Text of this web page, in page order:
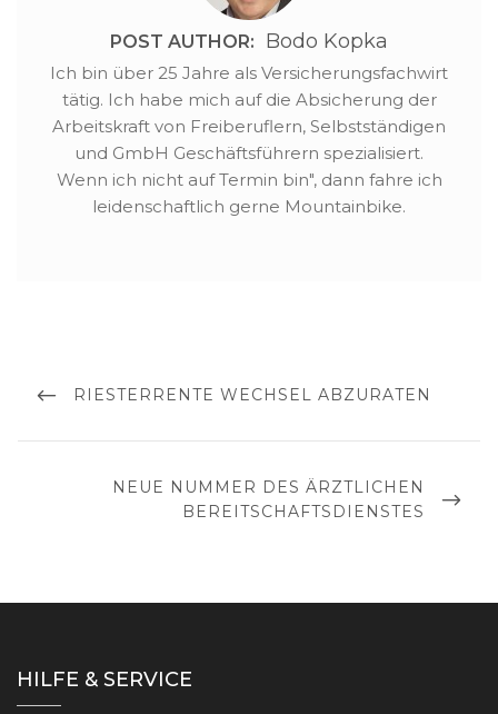
POST AUTHOR: Bodo Kopka
Ich bin über 25 Jahre als Versicherungsfachwirt
tätig. Ich habe mich auf die Absicherung der
Arbeitskraft von Freiberuflern, Selbstständigen
und GmbH Geschäftsführern spezialisiert.
Wenn ich nicht auf Termin bin", dann fahre ich
leidenschaftlich gerne Mountainbike.
PREVIOUS
RIESTERRENTE WECHSEL ABZURATEN
NEXT
NEUE NUMMER DES ÄRZTLICHEN
BEREITSCHAFTSDIENSTES
HILFE & SERVICE